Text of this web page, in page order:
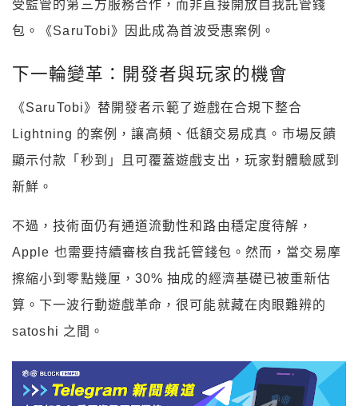
受監管的第三方服務合作，而非直接開放自我託管錢
包。《SaruTobi》因此成為首波受惠案例。
下一輪變革：開發者與玩家的機會
《SaruTobi》替開發者示範了遊戲在合規下整合
Lightning 的案例，讓高頻、低額交易成真。市場反饋
顯示付款「秒到」且可覆蓋遊戲支出，玩家對體驗感到
新鮮。
不過，技術面仍有通道流動性和路由穩定度待解，
Apple 也需要持續審核自我託管錢包。然而，當交易摩
擦縮小到零點幾厘，30% 抽成的經濟基礎已被重新估
算。下一波行動遊戲革命，很可能就藏在肉眼難辨的
satoshi 之間。